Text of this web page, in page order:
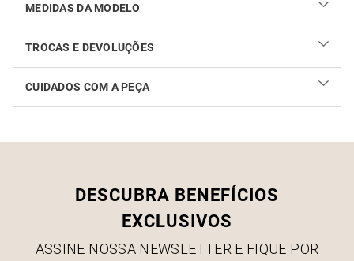
MEDIDAS DA MODELO
TROCAS E DEVOLUÇÕES
Realizar sua troca ou devolução é fácil. Confira maiores
informações nolink
CUIDADOS COM A PEÇA
DESCUBRA BENEFÍCIOS
EXCLUSIVOS
ASSINE NOSSA NEWSLETTER E FIQUE POR